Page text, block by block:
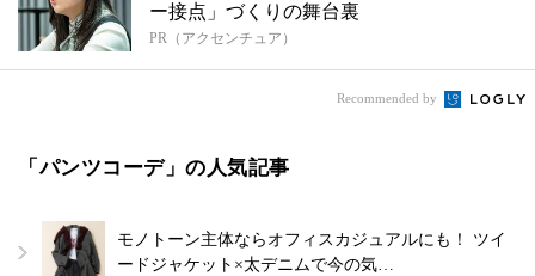
ー接点」づくりの舞台裏
PR（アクセンチュア）
Recommended by
「パンツコーデ」の人気記事
モノトーン主体ならオフィスカジュアルにも！ ツイ
ードジャケット×太デニムで今の気…